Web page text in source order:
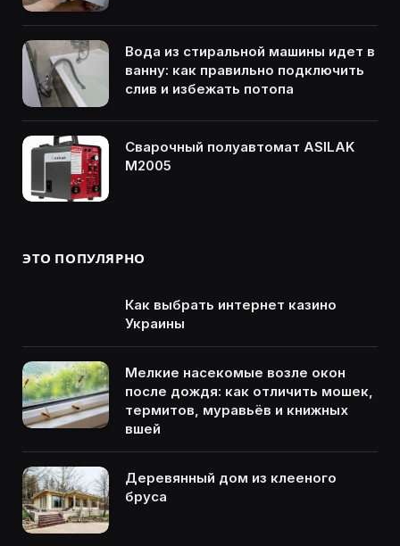
Вода из стиральной машины идет в
ванну: как правильно подключить
слив и избежать потопа
Сварочный полуавтомат ASILAK
M2005
ЭТО ПОПУЛЯРНО
Как выбрать интернет казино
Украины
Мелкие насекомые возле окон
после дождя: как отличить мошек,
термитов, муравьёв и книжных
вшей
Деревянный дом из клееного
бруса